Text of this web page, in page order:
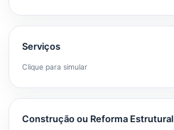
Serviços
Clique para simular
Construção ou Reforma Estrutural